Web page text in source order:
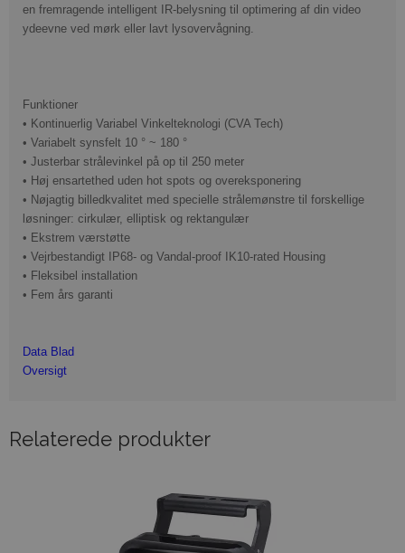
en fremragende intelligent IR-belysning til optimering af din video
ydeevne ved mørk eller lavt lysovervågning.
Funktioner
• Kontinuerlig Variabel Vinkelteknologi (CVA Tech)
• Variabelt synsfelt 10 ° ~ 180 °
• Justerbar strålevinkel på op til 250 meter
• Høj ensartethed uden hot spots og overeksponering
• Nøjagtig billedkvalitet med specielle strålemønstre til forskellige
løsninger: cirkulær, elliptisk og rektangulær
• Ekstrem værstøtte
• Vejrbestandigt IP68- og Vandal-proof IK10-rated Housing
• Fleksibel installation
• Fem års garanti
Data Blad
Oversigt
Relaterede produkter